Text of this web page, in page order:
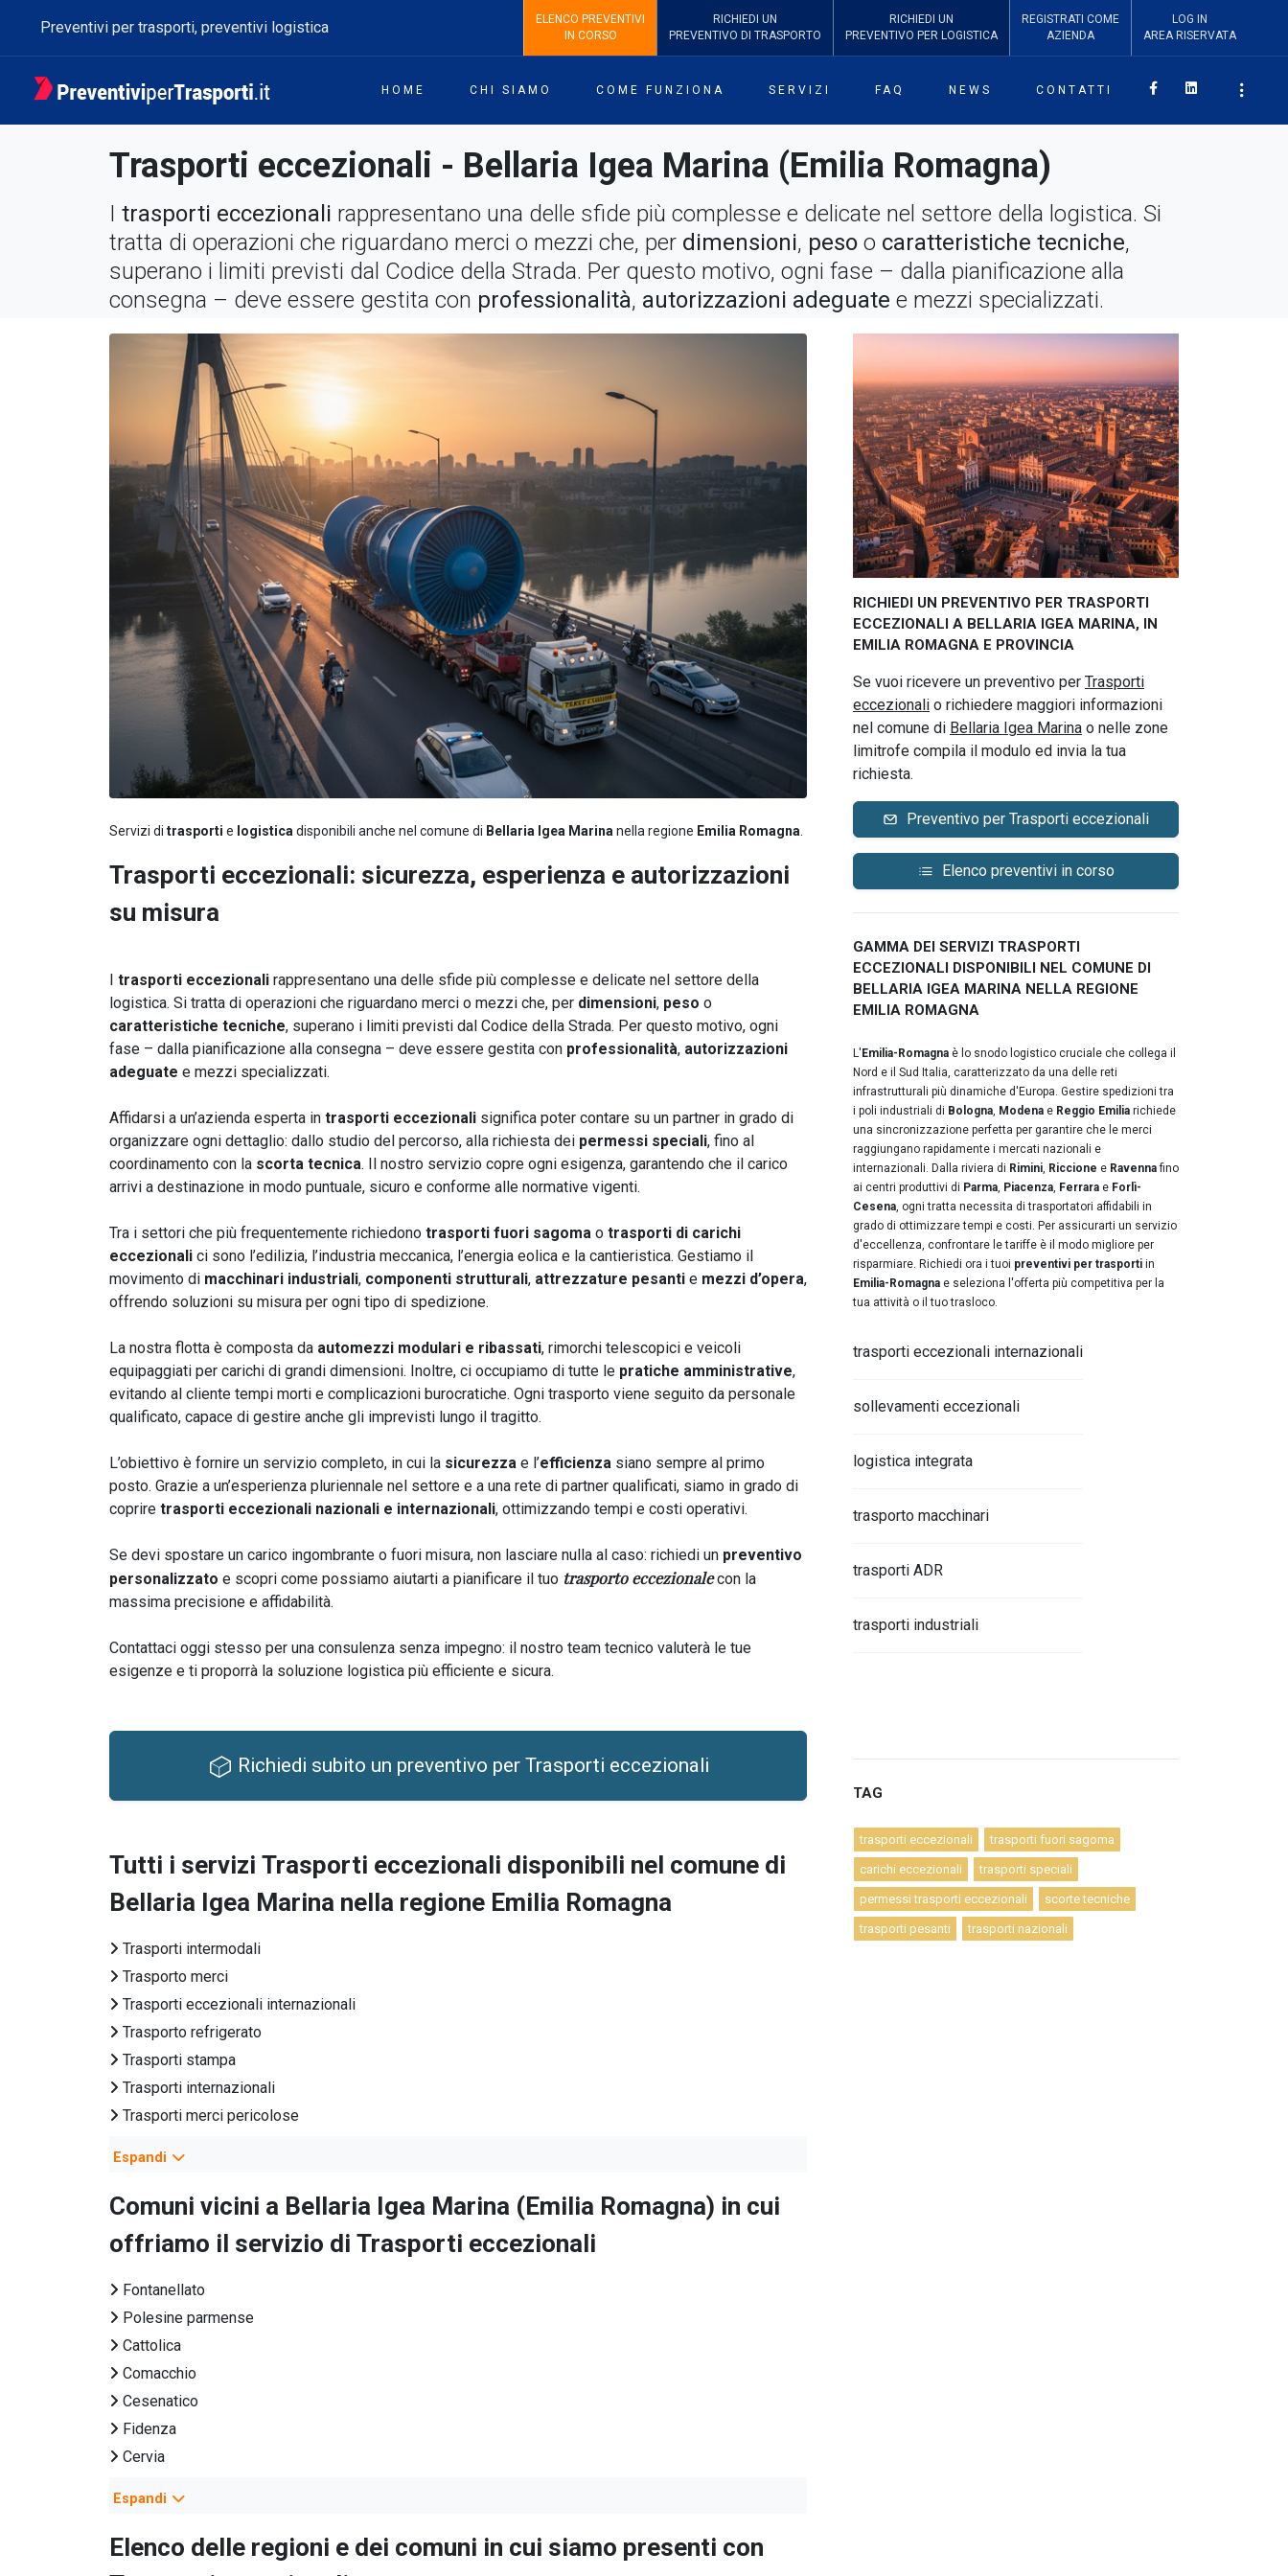
Preventivi per trasporti, preventivi logistica
ELENCO PREVENTIVI
IN CORSO
RICHIEDI UN
PREVENTIVO DI TRASPORTO
RICHIEDI UN
PREVENTIVO PER LOGISTICA
REGISTRATI COME
AZIENDA
LOG IN
AREA RISERVATA
HOME CHI SIAMO COME FUNZIONA SERVIZI FAQ NEWS CONTATTI Facebook
Linkedin
Trasporti eccezionali - Bellaria Igea Marina (Emilia Romagna)
I trasporti eccezionali rappresentano una delle sfide più complesse e delicate nel settore della logistica. Si
tratta di operazioni che riguardano merci o mezzi che, per dimensioni, peso o caratteristiche tecniche,
superano i limiti previsti dal Codice della Strada. Per questo motivo, ogni fase – dalla pianificazione alla
consegna – deve essere gestita con professionalità, autorizzazioni adeguate e mezzi specializzati.
Servizi di trasporti e logistica disponibili anche nel comune di Bellaria Igea Marina nella regione Emilia Romagna
Trasporti eccezionali: sicurezza, esperienza e autorizzazioni
su misura
I trasporti eccezionali rappresentano una delle sfide più complesse e delicate nel settore della
logistica. Si tratta di operazioni che riguardano merci o mezzi che, per dimensioni, peso o
caratteristiche tecniche, superano i limiti previsti dal Codice della Strada. Per questo motivo, ogni
fase – dalla pianificazione alla consegna – deve essere gestita con professionalità, autorizzazioni
adeguate e mezzi specializzati.
Affidarsi a un’azienda esperta in trasporti eccezionali significa poter contare su un partner in grado di
organizzare ogni dettaglio: dallo studio del percorso, alla richiesta dei permessi speciali, fino al
coordinamento con la scorta tecnica. Il nostro servizio copre ogni esigenza, garantendo che il carico
arrivi a destinazione in modo puntuale, sicuro e conforme alle normative vigenti.
Tra i settori che più frequentemente richiedono trasporti fuori sagoma o trasporti di carichi
eccezionali ci sono l’edilizia, l’industria meccanica, l’energia eolica e la cantieristica. Gestiamo il
movimento di macchinari industriali, componenti strutturali, attrezzature pesanti e mezzi d’opera,
offrendo soluzioni su misura per ogni tipo di spedizione.
La nostra flotta è composta da automezzi modulari e ribassati, rimorchi telescopici e veicoli
equipaggiati per carichi di grandi dimensioni. Inoltre, ci occupiamo di tutte le pratiche amministrative,
evitando al cliente tempi morti e complicazioni burocratiche. Ogni trasporto viene seguito da personale
qualificato, capace di gestire anche gli imprevisti lungo il tragitto.
L’obiettivo è fornire un servizio completo, in cui la sicurezza e l’efficienza siano sempre al primo
posto. Grazie a un’esperienza pluriennale nel settore e a una rete di partner qualificati, siamo in grado di
coprire trasporti eccezionali nazionali e internazionali, ottimizzando tempi e costi operativi.
Se devi spostare un carico ingombrante o fuori misura, non lasciare nulla al caso: richiedi un preventivo
personalizzato e scopri come possiamo aiutarti a pianificare il tuo trasporto eccezionalecon la
massima precisione e affidabilità.
Contattaci oggi stesso per una consulenza senza impegno: il nostro team tecnico valuterà le tue
esigenze e ti proporrà la soluzione logistica più efficiente e sicura.
Richiedi subito un preventivo per Trasporti eccezionali
Tutti i servizi Trasporti eccezionali disponibili nel comune di
Bellaria Igea Marina nella regione Emilia Romagna
Trasporti intermodali
Trasporto merci
Trasporti eccezionali internazionali
Trasporto refrigerato
Trasporti stampa
Trasporti internazionali
Trasporti merci pericolose
Trasporti nazionali
Trasporti ecologici
Trasporti conto terzi
Trasporti autoveicoli
Spedizionieri marittimi
Spedizionieri doganali
Corrieri espresso
Spedizionieri internazionali
Trasporti groupage
Trasporti collettame
Trasporto bestiame
Trasporti centinati
Espandi
Comuni vicini a Bellaria Igea Marina (Emilia Romagna) in cui
offriamo il servizio di Trasporti eccezionali
Fontanellato
Polesine parmense
Cattolica
Comacchio
Cesenatico
Fidenza
Cervia
Sassuolo
Faenza
Espandi
Elenco delle regioni e dei comuni in cui siamo presenti con
RICHIEDI UN PREVENTIVO PER TRASPORTI
ECCEZIONALI A BELLARIA IGEA MARINA, IN
EMILIA ROMAGNA E PROVINCIA
Se vuoi ricevere un preventivo per Trasporti
eccezionali o richiedere maggiori informazioni
nel comune di Bellaria Igea Marina o nelle zone
limitrofe compila il modulo ed invia la tua
richiesta.
Preventivo per Trasporti eccezionali
Elenco preventivi in corso
GAMMA DEI SERVIZI TRASPORTI
ECCEZIONALI DISPONIBILI NEL COMUNE DI
BELLARIA IGEA MARINA NELLA REGIONE
EMILIA ROMAGNA
L' Emilia-Romagna è lo snodo logistico cruciale che collega il
Nord e il Sud Italia, caratterizzato da una delle reti
infrastrutturali più dinamiche d'Europa. Gestire spedizioni tra
i poli industriali di Bologna, Modena e Reggio Emilia richiede
una sincronizzazione perfetta per garantire che le merci
raggiungano rapidamente i mercati nazionali e
internazionali. Dalla riviera di Rimini, Riccione e Ravennafino
ai centri produttivi di Parma, Piacenza, Ferrara e Forlì-
Cesena, ogni tratta necessita di trasportatori affidabili in
grado di ottimizzare tempi e costi. Per assicurarti un servizio
d'eccellenza, confrontare le tariffe è il modo migliore per
risparmiare. Richiedi ora i tuoi preventivi per trasporti in
Emilia-Romagna e seleziona l'offerta più competitiva per la
tua attività o il tuo trasloco.
trasporti eccezionali internazionali
sollevamenti eccezionali
logistica integrata
trasporto macchinari
trasporti ADR
trasporti industriali
TAG
trasporti eccezionali trasporti fuori sagoma
carichi eccezionali trasporti speciali
permessi trasporti eccezionali scorte tecniche
trasporti pesanti trasporti nazionali